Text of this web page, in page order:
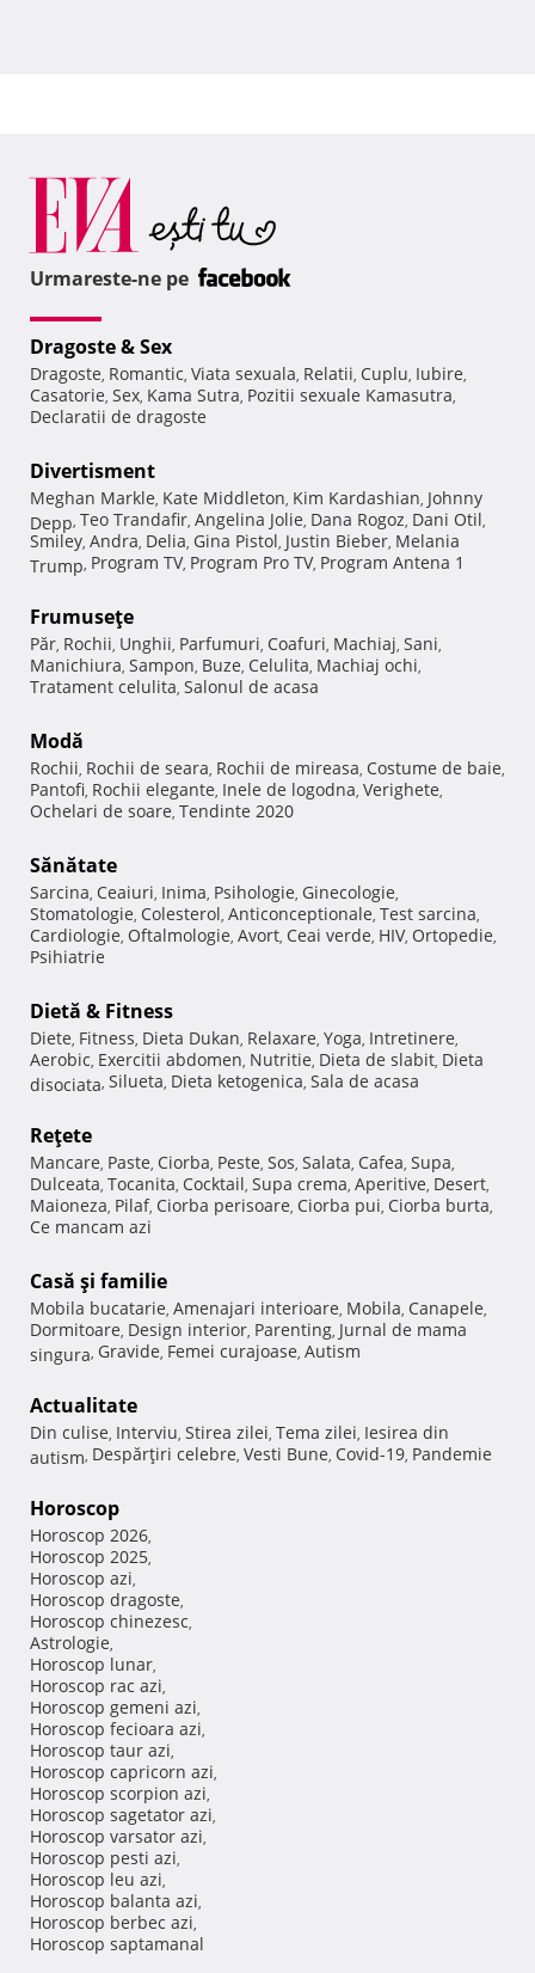
Urmareste-ne pe
Dragoste & Sex
Dragoste, Romantic, Viata sexuala, Relatii, Cuplu, Iubire,
Casatorie, Sex, Kama Sutra, Pozitii sexuale Kamasutra,
Declaratii de dragoste
Divertisment
Meghan Markle, Kate Middleton, Kim Kardashian, Johnny
Depp, Teo Trandafir, Angelina Jolie, Dana Rogoz, Dani Otil,
Smiley, Andra, Delia, Gina Pistol, Justin Bieber, Melania
Trump, Program TV, Program Pro TV, Program Antena 1
Frumuseţe
Păr, Rochii, Unghii, Parfumuri, Coafuri, Machiaj, Sani,
Manichiura, Sampon, Buze, Celulita, Machiaj ochi,
Tratament celulita, Salonul de acasa
Modă
Rochii, Rochii de seara, Rochii de mireasa, Costume de baie,
Pantofi, Rochii elegante, Inele de logodna, Verighete,
Ochelari de soare, Tendinte 2020
Sănătate
Sarcina, Ceaiuri, Inima, Psihologie, Ginecologie,
Stomatologie, Colesterol, Anticonceptionale, Test sarcina,
Cardiologie, Oftalmologie, Avort, Ceai verde, HIV, Ortopedie,
Psihiatrie
Dietă & Fitness
Diete, Fitness, Dieta Dukan, Relaxare, Yoga, Intretinere,
Aerobic, Exercitii abdomen, Nutritie, Dieta de slabit, Dieta
disociata, Silueta, Dieta ketogenica, Sala de acasa
Reţete
Mancare, Paste, Ciorba, Peste, Sos, Salata, Cafea, Supa,
Dulceata, Tocanita, Cocktail, Supa crema, Aperitive, Desert,
Maioneza, Pilaf, Ciorba perisoare, Ciorba pui, Ciorba burta,
Ce mancam azi
Casă şi familie
Mobila bucatarie, Amenajari interioare, Mobila, Canapele,
Dormitoare, Design interior, Parenting, Jurnal de mama
singura, Gravide, Femei curajoase, Autism
Actualitate
Din culise, Interviu, Stirea zilei, Tema zilei, Iesirea din
autism, Despărţiri celebre, Vesti Bune, Covid-19, Pandemie
Horoscop
Horoscop 2026,
Horoscop 2025,
Horoscop azi,
Horoscop dragoste,
Horoscop chinezesc,
Astrologie,
Horoscop lunar,
Horoscop rac azi,
Horoscop gemeni azi,
Horoscop fecioara azi,
Horoscop taur azi,
Horoscop capricorn azi,
Horoscop scorpion azi,
Horoscop sagetator azi,
Horoscop varsator azi,
Horoscop pesti azi,
Horoscop leu azi,
Horoscop balanta azi,
Horoscop berbec azi,
Horoscop saptamanal